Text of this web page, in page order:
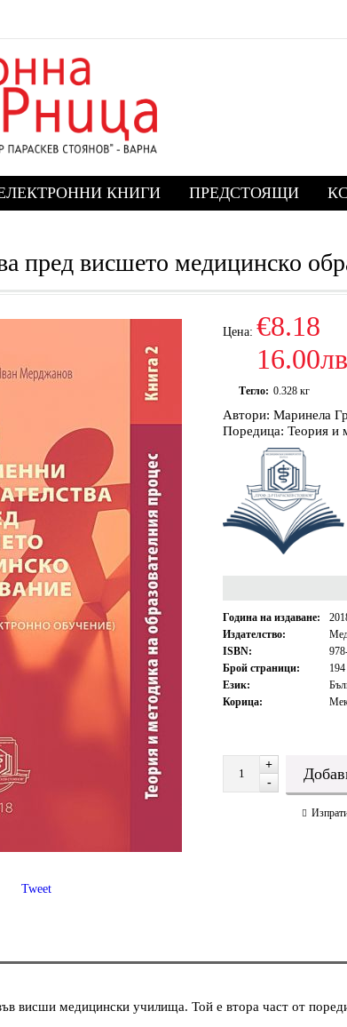
КНИГИ ПРЕДСТОЯЩИ
пред висшето медицинско
Цена: €8.18
Тегло: 0.328 кг
Автори: Маринела
Поредица: Теория и
Година на издаване:
Издателство:
ISBN:
Брой страници:
194
Език:
Корица:
+
-
Tweet
висши медицински училища. Той е втора част от